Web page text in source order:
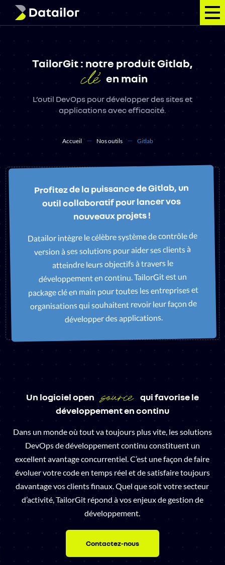
TailorGit : notre produit Gitlab,
clé en main
L’outil DevOps pour développer des sites et
applications avec efficacité.
Accueil Nos outils Gitlab
Profitez de la puissance de Gitlab, un
outil collaboratif pour lancer vos
nouveaux projets !
Datailor intègre le célèbre système de contrôle de
version à ses solutions pour aider ses clients à
atteindre leurs objectifs à travers le
développement en continu. TailorGit est un
package clé en main pour toutes les entreprises et
organisations qui souhaitent revoir leur façon de
développer des applications.
Un logiciel open source qui favorise le
développement en continu
Dans un monde où tout va toujours plus vite, les solutions
DevOps de développement continu constituent un
excellent avantage concurrentiel. C’est une façon de faire
évoluer votre code en temps réel et de satisfaire toujours
davantage vos clients finaux. Quel que soit votre secteur
d’activité, TailorGit répond à vos enjeux de gestion de
développement.
Contactez-nous
Votre projet
Nos services
Nos outils
Notre vision